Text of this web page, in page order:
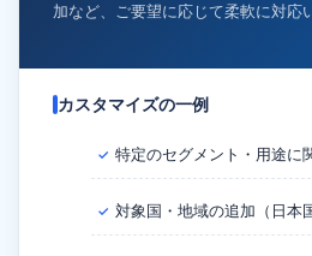
加など、ご要望に応じて柔軟に対応
カスタマイズの一例
✓ 特定のセグメント・用途に
✓ 対象国・地域の追加（日本